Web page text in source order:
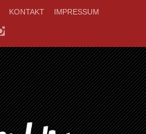
KONTAKT IMPRESSUM